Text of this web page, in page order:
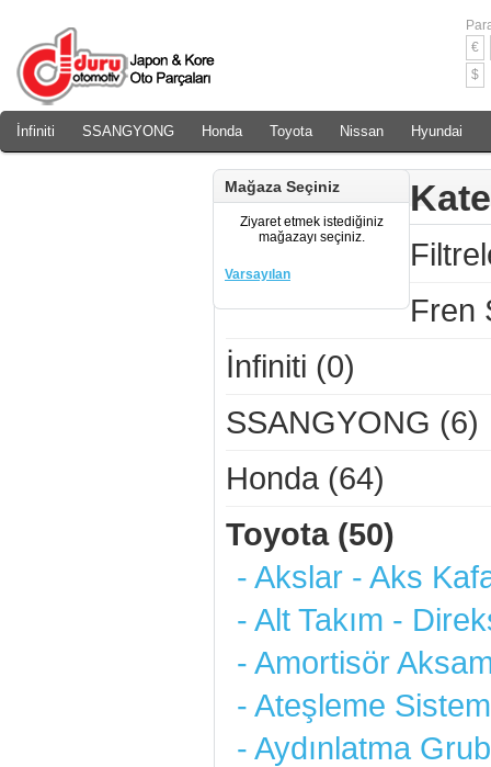
€
$
İnfiniti SSANGYONG Honda Toyota Nissan Hyundai
Mağaza Seçiniz
Ziyaret etmek istediğiniz
mağazayı seçiniz.
Varsayılan
Fren
İnfiniti (0)
SSANGYONG (6)
Honda (64)
Toyota (50)
- Akslar - Aks
- Alt Takım -
- Amortisör
- Ateşleme
- Aydınlatma